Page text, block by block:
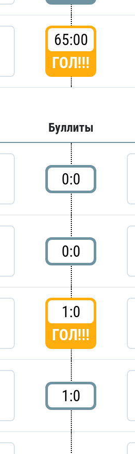
65:00
ГОЛ!!!
Буллиты
0:0
0:0
1:0
ГОЛ!!!
1:0